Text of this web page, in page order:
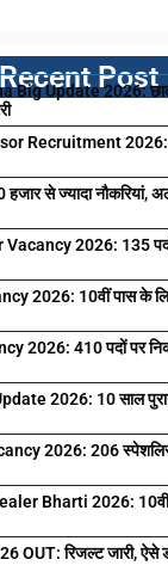
Recent Post
Update 2026:
Recruitment 2026:
से ज्यादा नौकरियां,
2026: 135
10वीं पास के लिए नई
2026: 410 पदों पर
2026: 10 साल पुराने
2026: 206
Bharti 2026: 10वीं
OUT: रिजल्ट जारी, ऐसे